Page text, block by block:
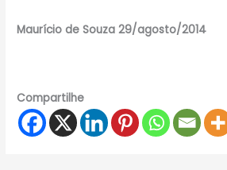
Maurício de Souza 29/agosto/2014
Compartilhe